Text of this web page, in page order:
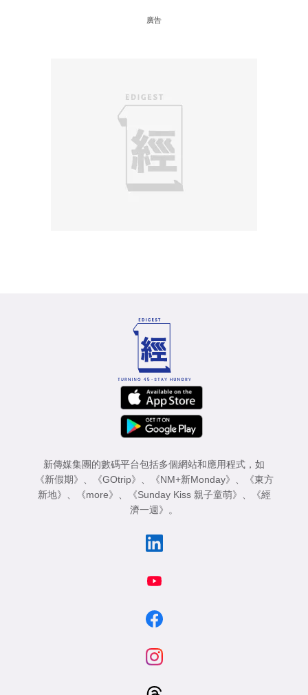
廣告
新傳媒集團的數碼平台包括多個網站和應用程式，如
《新假期》
《GOtrip》 《NM+新Monday》
《東方
新地》
《more》 《Sunday Kiss 親子童萌》
《經
濟一週》
。